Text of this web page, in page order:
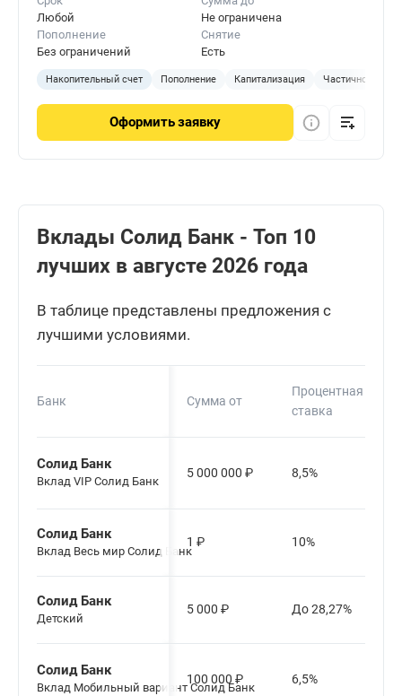
Любой
Не ограничена
Пополнение
Без ограничений
Снятие
Есть
Накопительный счет Пополнение Капитализация Частичное
Оформитьзаявку
Вклады Солид Банк - Топ 10
лучших в августе 2026 года
В таблице представлены предложения с
лучшими условиями.
Банк Сумма от
Процентная
ставка
Солид Банк
Вклад VIP Солид Банк
5 000 000 ₽ 8,5%
Солид Банк
Вклад Весь мир Солид Банк
1 ₽ 10%
Солид Банк
Детский
5 000 ₽ До 28,27%
Солид Банк
Вклад Мобильный вариант Солид Банк
100 000 ₽ 6,5%